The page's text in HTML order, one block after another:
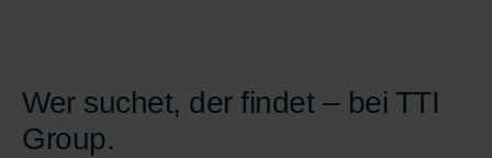
Wer suchet, der findet – bei TTI
Group.